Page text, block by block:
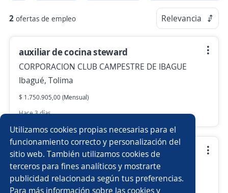
Utilizamos cookies propias necesarias para el
funcionamiento correcto y personalización del
sitio web. También utilizamos cookies de
terceros para fines analíticos y mostrarte
publicidad relacionada según tus preferencias.
Para más información sobre las cookies y
2 ofertas de empleo Relevancia
auxiliar de cocina steward
CORPORACION CLUB CAMPESTRE DE IBAGUE
Ibagué, Tolima
$ 1.750.905,00 (Mensual)
Hace 3 días
cajero auxiliar punto de venta
CORPORACION CLUB CAMPESTRE DE IBAGUE
Ibagué, Tolima